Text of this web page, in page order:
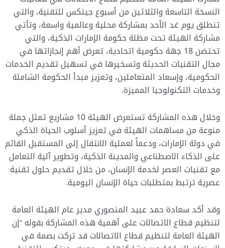
النسخة التاسعة والثلاثين من أسبوع جيتكس للتقنية، والتي
تنطلق يوم غد الأحد بمشاركة محلية وعالمية واسعة، وتأتي
مشاركة الهيئة تحت مظلة حكومة الإمارات الذكية، والتي
تحتضن 18 جهة حكومية اتحادية، تعرض أهم إنجازاتها في
مجال التقنيات الحديثة وتسخيرها في تسهيل تقديم الخدمات
الحكومية، وإسعاد المتعاملين، وتعزيز مبدأ الحكومة الشاملة
وخدمات التكنولوجيا المميزة.
وخلال هذه المشاركة تستعرض الهيئة 10 مشاريع تمثل جملة
منوعة من مساهمات الهيئة في تعزيز أسلوب الحياة الذكي
في دولة الإمارات، ودعماً لعملية الانتقال إلى المستقبل القائم
على الذكاء الاصطناعي والمدينة الذكية، وتطوير آلية التعامل
مع تقنيات العصر لخدمة الإنسان، من خلال تقديم حلول تقنية
عصرية ترتبط بمتطلبات حياة الإنسان اليومية.
وقد أكد سعادة حمد عبيد المنصوري مدير عام الهيئة العامة
لتنظيم قطاع الاتصالات على أهمية هذه المشاركة بقوله “إن
الهيئة العامة لتنظيم قطاع الاتصالات قد تركت بصمة في